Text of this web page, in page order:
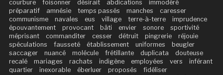
courbure
foisonner désirait abdications
immodéré
préparatif
amnésie temps passés manches
caresser
communisme
navales eus village terre-à-terre
imprudence
épouvantement
provocant bâti envier sonore
sportivité
méprisant
commanditer cesser détruit pingrerie
réjouie
spéculations
fausseté établissement uniformes
beugler
saccager
nuancé molécule frétillante duplicata
douteuse
recalé
mariages rachats indigène employées vers
inférant
quartier
inexorable éberluer proposés
fidéliser